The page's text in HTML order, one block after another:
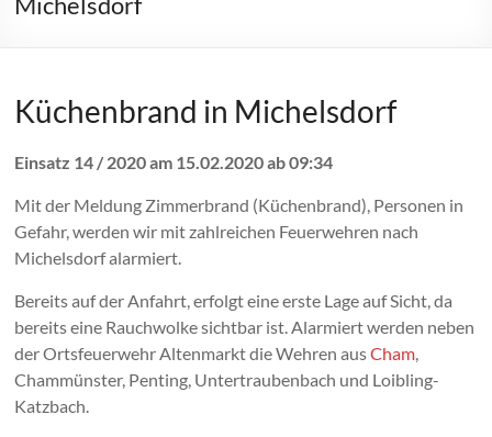
Küchenbrand in Michelsdorf
Einsatz 14 / 2020 am 15.02.2020 ab 09:34
Mit der Meldung Zimmerbrand (Küchenbrand), Personen in
Gefahr, werden wir mit zahlreichen Feuerwehren nach
Michelsdorf alarmiert.
Bereits auf der Anfahrt, erfolgt eine erste Lage auf Sicht, da
bereits eine Rauchwolke sichtbar ist. Alarmiert werden neben
der Ortsfeuerwehr Altenmarkt die Wehren ausCham,
Chammünster, Penting, Untertraubenbach und Loibling-
Katzbach.